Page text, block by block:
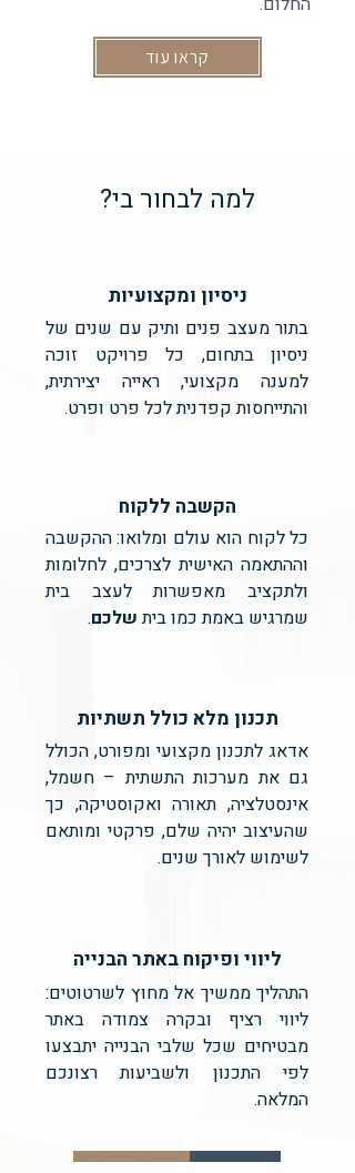
קראו עוד
למה לבחור בי?
ניסיון ומקצועיות
בתור מעצב פנים ותיק עם שנים של
ניסיון בתחום, כל פרויקט זוכה
למענה מקצועי, ראייה יצירתית,
והתייחסות קפדנית לכל פרט ופרט.
הקשבה ללקוח
כל לקוח הוא עולם ומלואו: ההקשבה
וההתאמה האישית לצרכים, לחלומות
ולתקציב מאפשרות לעצב בית
שמרגיש באמת כמו ביתשלכם.
תכנון מלא כולל תשתיות
אדאג לתכנון מקצועי ומפורט, הכולל
גם את מערכות התשתית – חשמל,
אינסטלציה, תאורה ואקוסטיקה, כך
שהעיצוב יהיה שלם, פרקטי ומותאם
לשימוש לאורך שנים.
ליווי ופיקוח באתר הבנייה
התהליך ממשיך אל מחוץ לשרטוטים:
ליווי רציף ובקרה צמודה באתר
מבטיחים שכל שלבי הבנייה יתבצעו
לפי התכנון ולשביעות רצונכם
המלאה.